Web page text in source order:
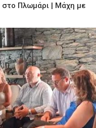
στο Πλωμάρι | Μάχη με